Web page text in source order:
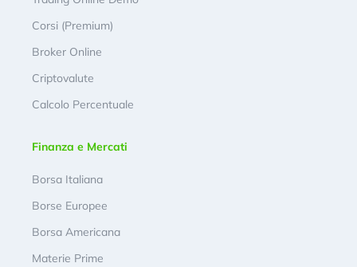
Corsi (Premium)
Broker Online
Criptovalute
Calcolo Percentuale
Finanza e Mercati
Borsa Italiana
Borse Europee
Borsa Americana
Materie Prime